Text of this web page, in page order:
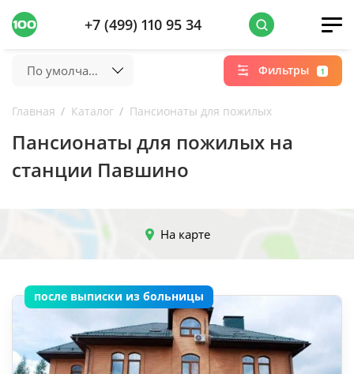
+7 (499) 110 95 34
Главная Каталог Пансионаты для пожилых
Пансионаты для пожилых на
станции Павшино
По умолчанию Фильтры 1
На карте
после выписки из больницы